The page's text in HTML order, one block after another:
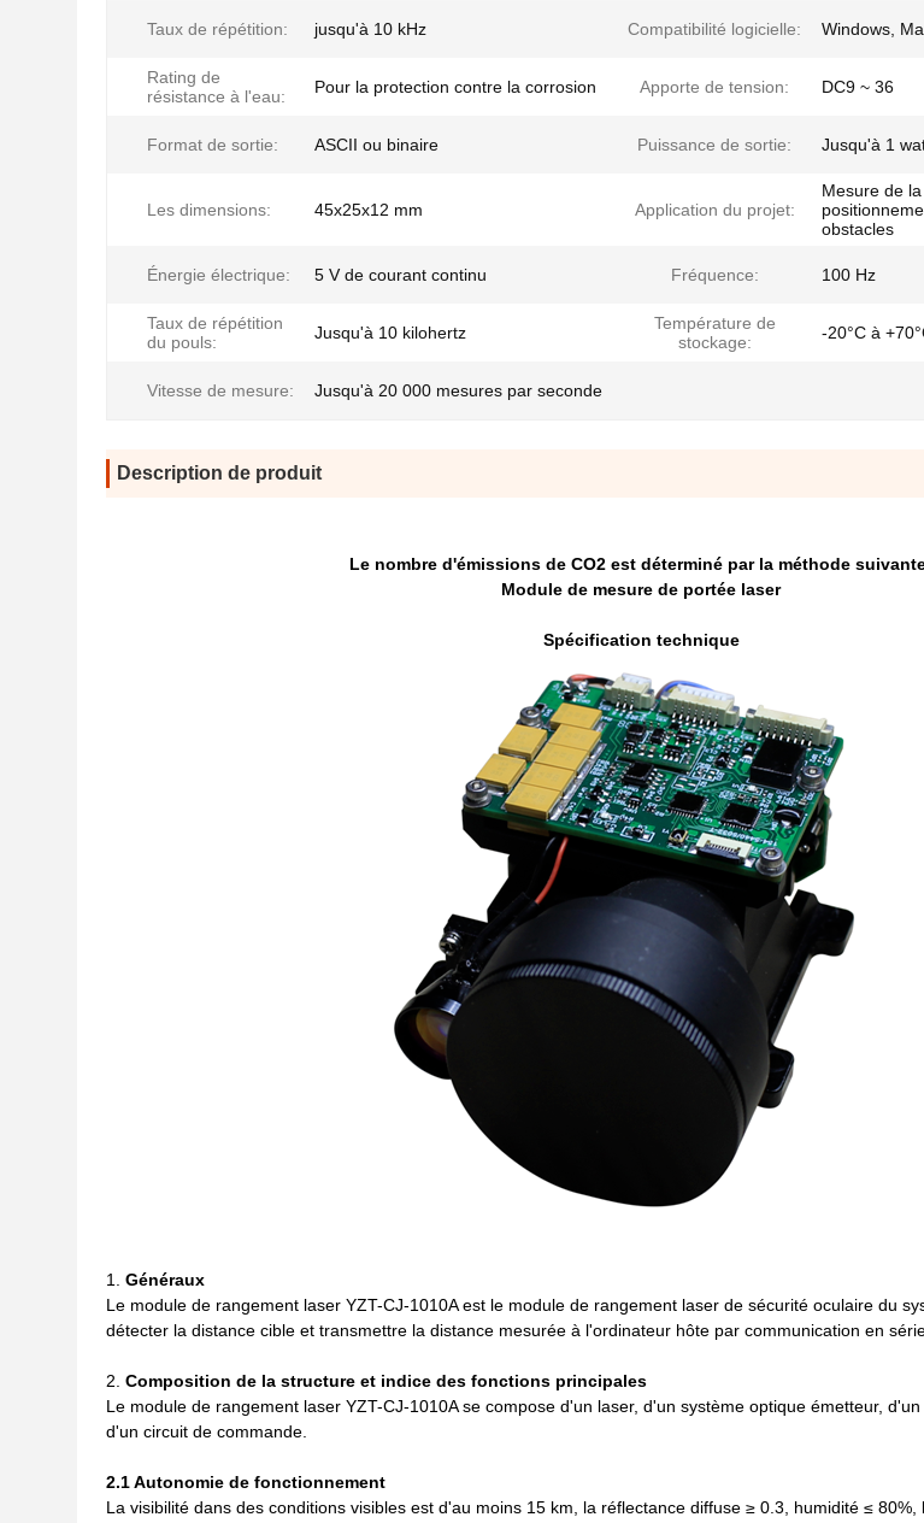
Taux de répétition: jusqu'à 10 kHz Compatibilité logicielle: Windows,
Rating de
résistance à l'eau:
Pour la protection contre la corrosion Apporte de tension: DC9 ~ 36
Format de sortie: ASCII ou binaire Puissance de sortie: Jusqu'à 1
Les dimensions: 45x25x12 mm Application du projet:
Mesure de la
obstacles
Énergie électrique: 5 V de courant continu Fréquence: 100 Hz
Taux de répétition
du pouls:
Jusqu'à 10 kilohertz
Température de
stockage:
-20°C à
Vitesse de mesure: Jusqu'à 20 000 mesures par seconde
Description de produit
Le nombre d'émissions de CO2 est déterminé par la méthode
Module de mesure de portée laser
Spécification technique
Généraux
Le module de rangement laser YZT-CJ-1010A est le module de rangement laser de sécurité oculaire du
détecter la distance cible et transmettre la distance mesurée à l'ordinateur hôte par communication en
Composition de la structure et indice des fonctions principales
Le module de rangement laser YZT-CJ-1010A se compose d'un laser, d'un système optique émetteur,
d'un circuit de commande.
2.1 Autonomie de fonctionnement
La visibilité dans des conditions visibles est d'au moins 15 km, la réflectance diffuse ≥ 0.3, humidité ≤